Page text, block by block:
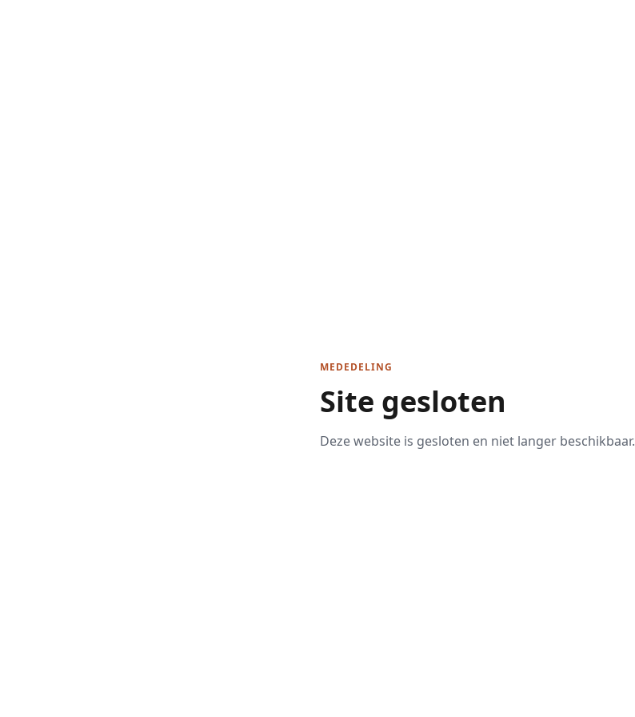
MEDEDELING
Site gesloten
Deze website is gesloten en niet langer beschikbaar.